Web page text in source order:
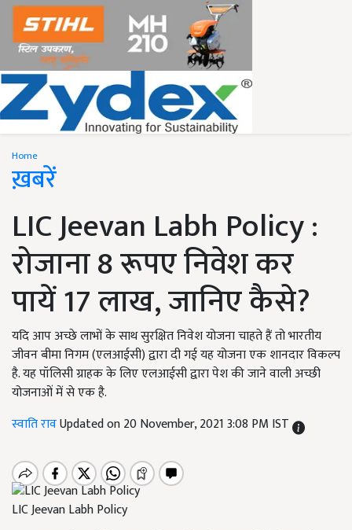
Home
ख़बरें
LIC Jeevan Labh Policy :
रोजाना 8 रूपए निवेश कर
पायें 17 लाख, जानिए कैसे?
यदि आप अच्छे लाभों के साथ सुरक्षित निवेश योजना चाहते हैं तो भारतीय
जीवन बीमा निगम (एलआईसी) द्वारा दी गई यह योजना एक शानदार विकल्प
है. यह पॉलिसी ग्राहक के लिए एलआईसी द्वारा पेश की जाने वाली अच्छी
योजनाओं में से एक है.
स्वाति रावUpdated on 20 November, 2021 3:08 PM IST
LIC Jeevan Labh Policy